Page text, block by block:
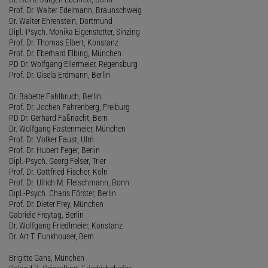
Prof. Dr. Walter Edelmann, Braunschweig
Dr. Walter Ehrenstein, Dortmund
Dipl.-Psych. Monika Eigenstetter, Sinzing
Prof. Dr. Thomas Elbert, Konstanz
Prof. Dr. Eberhard Elbing, München
PD Dr. Wolfgang Ellermeier, Regensburg
Prof. Dr. Gisela Erdmann, Berlin
Dr. Babette Fahlbruch, Berlin
Prof. Dr. Jochen Fahrenberg, Freiburg
PD Dr. Gerhard Faßnacht, Bern
Dr. Wolfgang Fastenmeier, München
Prof. Dr. Volker Faust, Ulm
Prof. Dr. Hubert Feger, Berlin
Dipl.-Psych. Georg Felser, Trier
Prof. Dr. Gottfried Fischer, Köln
Prof. Dr. Ulrich M. Fleischmann, Bonn
Dipl.-Psych. Charis Förster, Berlin
Prof. Dr. Dieter Frey, München
Gabriele Freytag, Berlin
Dr. Wolfgang Friedlmeier, Konstanz
Dr. Art T. Funkhouser, Bern
Brigitte Gans, München